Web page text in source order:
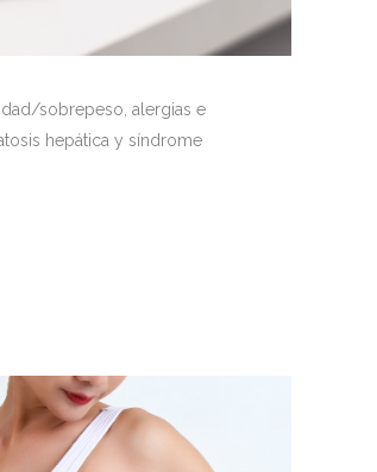
sobrepeso, alergias e
hepática y síndrome